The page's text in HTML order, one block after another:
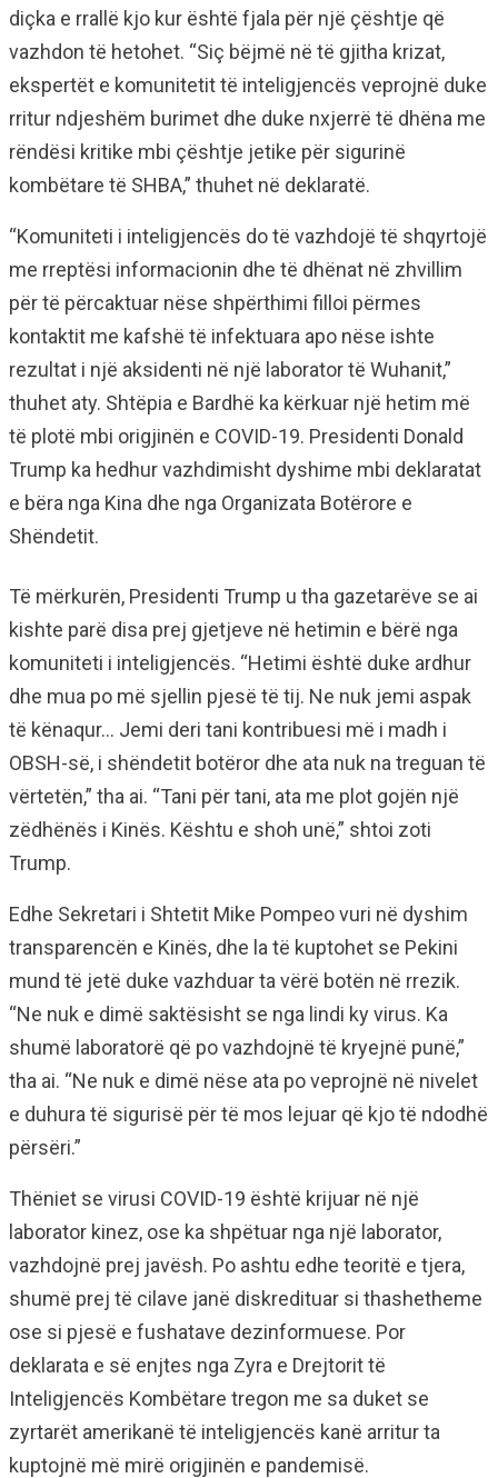
diçka e rrallë kjo kur është fjala për një çështje që
vazhdon të hetohet. “Siç bëjmë në të gjitha krizat,
ekspertët e komunitetit të inteligjencës veprojnë duke
rritur ndjeshëm burimet dhe duke nxjerrë të dhëna me
rëndësi kritike mbi çështje jetike për sigurinë
kombëtare të SHBA,” thuhet në deklaratë.
“Komuniteti i inteligjencës do të vazhdojë të shqyrtojë
me rreptësi informacionin dhe të dhënat në zhvillim
për të përcaktuar nëse shpërthimi filloi përmes
kontaktit me kafshë të infektuara apo nëse ishte
rezultat i një aksidenti në një laborator të Wuhanit,”
thuhet aty. Shtëpia e Bardhë ka kërkuar një hetim më
të plotë mbi origjinën e COVID-19. Presidenti Donald
Trump ka hedhur vazhdimisht dyshime mbi deklaratat
e bëra nga Kina dhe nga Organizata Botërore e
Shëndetit.
Të mërkurën, Presidenti Trump u tha gazetarëve se ai
kishte parë disa prej gjetjeve në hetimin e bërë nga
komuniteti i inteligjencës. “Hetimi është duke ardhur
dhe mua po më sjellin pjesë të tij. Ne nuk jemi aspak
të kënaqur… Jemi deri tani kontribuesi më i madh i
OBSH-së, i shëndetit botëror dhe ata nuk na treguan të
vërtetën,” tha ai. “Tani për tani, ata me plot gojën një
zëdhënës i Kinës. Kështu e shoh unë,” shtoi zoti
Trump.
Edhe Sekretari i Shtetit Mike Pompeo vuri në dyshim
transparencën e Kinës, dhe la të kuptohet se Pekini
mund të jetë duke vazhduar ta vërë botën në rrezik.
“Ne nuk e dimë saktësisht se nga lindi ky virus. Ka
shumë laboratorë që po vazhdojnë të kryejnë punë,”
tha ai. “Ne nuk e dimë nëse ata po veprojnë në nivelet
e duhura të sigurisë për të mos lejuar që kjo të ndodhë
përsëri.”
Thëniet se virusi COVID-19 është krijuar në një
laborator kinez, ose ka shpëtuar nga një laborator,
vazhdojnë prej javësh. Po ashtu edhe teoritë e tjera,
shumë prej të cilave janë diskredituar si thashetheme
ose si pjesë e fushatave dezinformuese. Por
deklarata e së enjtes nga Zyra e Drejtorit të
Inteligjencës Kombëtare tregon me sa duket se
zyrtarët amerikanë të inteligjencës kanë arritur ta
kuptojnë më mirë origjinën e pandemisë.